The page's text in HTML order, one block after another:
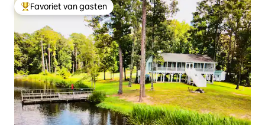
Topfavoriet van gasten
Favoriet van gasten